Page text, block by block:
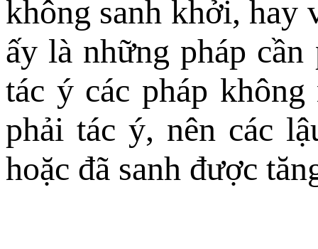
không sanh khởi, hay
ấy là những pháp
tác ý các pháp
phải tác ý, nên các
hoặc đã sanh được